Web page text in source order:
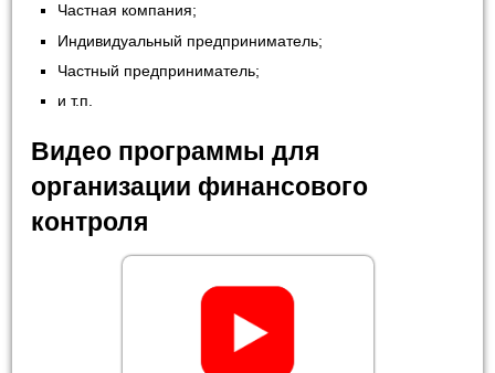
Частная компания;
Индивидуальный предприниматель;
Частный предприниматель;
и т.п.
Видео программы для
организации финансового
контроля